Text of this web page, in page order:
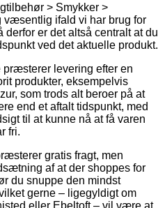
> Smykker >
ifald vi har brug for
derfor er det altså centralt at du
ved det aktuelle produkt.
præsterer levering efter en
produkter, eksempelvis
som trods alt beroer på at
end et aftalt tidspunkt, med
til at kunne nå at få varen
fri.
gratis fragt, men
af at der shoppes for
du snuppe den mindst
gerne – ligegyldigt om
eller Ebeltoft – vil være at